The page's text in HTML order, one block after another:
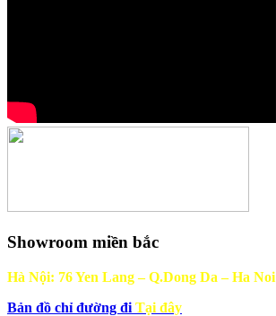
Showroom miền bắc
Hà Nội: 76 Yen Lang – Q.Dong Da – Ha Noi
Bản đồ chỉ đường đi Tại đây